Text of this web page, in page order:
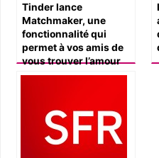
Tinder lance
Matchmaker, une
fonctionnalité qui
permet à vos amis de
vous trouver l’amour